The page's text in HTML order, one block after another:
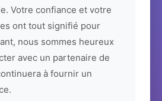
Votre confiance et votre
ont tout signifié pour
nous sommes heureux
avec un partenaire de
à fournir un